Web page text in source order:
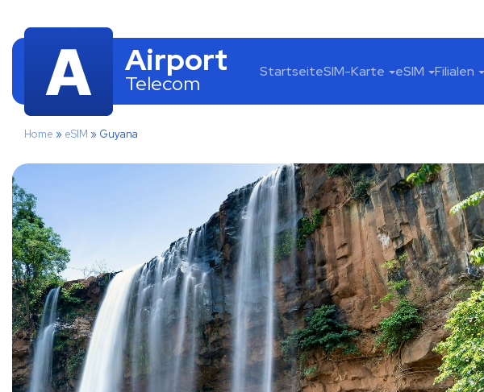
Airport
Telecom StartseiteSIM-Karte eSIM Filialen
Home » eSIM » Guyana